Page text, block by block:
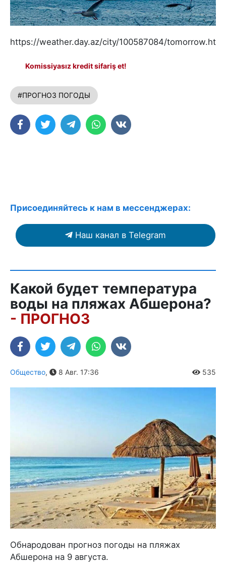
https://weather.day.az/city/100587084/tomorrow.html
Komissiyasız kredit sifariş et!
#ПРОГНОЗ ПОГОДЫ
Присоединяйтесь к нам в мессенджерах:
Наш канал в Telegram
Какой будет температура
воды на пляжах Абшерона?
- ПРОГНОЗ
Общество, 8 Авг. 17:36 535
Обнародован прогноз погоды на пляжах
Абшерона на 9 августа.